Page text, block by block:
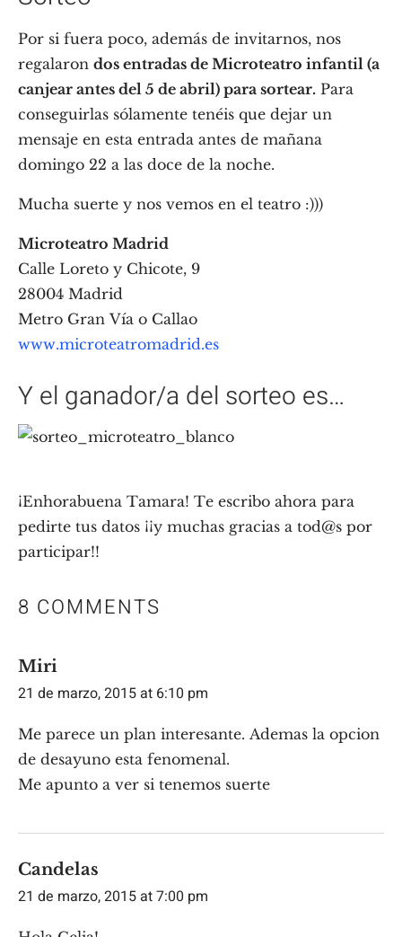
Por si fuera poco, además de invitarnos, nos
regalaron dos entradas de Microteatro infantil (a
canjear antes del 5 de abril) para sortear. Para
conseguirlas sólamente tenéis que dejar un
mensaje en esta entrada antes de mañana
domingo 22 a las doce de la noche.
Mucha suerte y nos vemos en el teatro :)))
Microteatro Madrid
Calle Loreto y Chicote, 9
28004 Madrid
Metro Gran Vía o Callao
www.microteatromadrid.es
Y el ganador/a del sorteo es…
¡Enhorabuena Tamara! Te escribo ahora para
pedirte tus datos ¡¡y muchas gracias a tod@s por
participar!!
8 COMMENTS
Miri
21 de marzo, 2015 at 6:10 pm
Me parece un plan interesante. Ademas la opcion
de desayuno esta fenomenal.
Me apunto a ver si tenemos suerte
Candelas
21 de marzo, 2015 at 7:00 pm